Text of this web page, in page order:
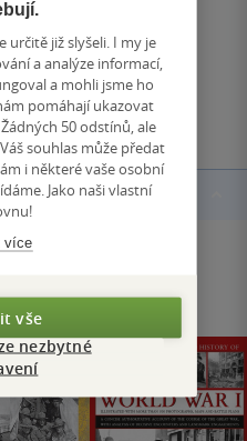
hodnocení
hodnocení
určitě již slyšeli. I my je
a analýze informací,
a mohli jsme ho
pomáhají ukazovat
50 odstínů, ale
souhlas může předat
i některé vaše osobní
Jako naši vlastní
více
vše
nezbytné